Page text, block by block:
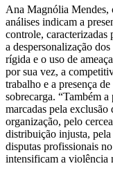
Ana Magnólia Mendes,
análises indicam a
controle, caracterizadas
a despersonalização
rígida e o uso de
por sua vez, a
trabalho e a presença
sobrecarga. “Também
marcadas pela
organização, pelo
distribuição injusta,
disputas profissionais
intensificam a violência